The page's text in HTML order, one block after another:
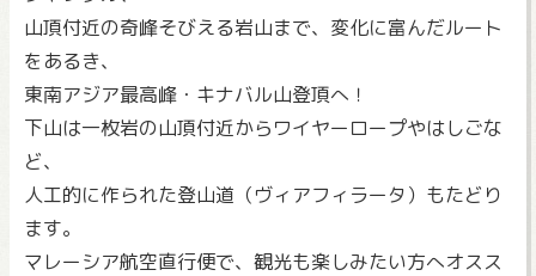
山頂付近の奇峰そびえる岩山まで、変化に富んだルート
をあるき、
東南アジア最高峰・キナバル山登頂へ！
下山は一枚岩の山頂付近からワイヤーロープやはしごな
ど、
人工的に作られた登山道（ヴィアフィラータ）もたどり
ます。
マレーシア航空直行便で、観光も楽しみたい方へオスス